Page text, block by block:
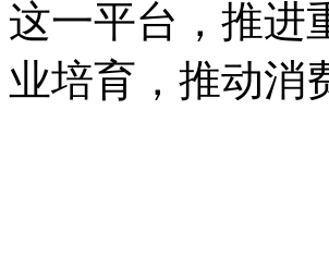
这一平台，推进
业培育，推动消